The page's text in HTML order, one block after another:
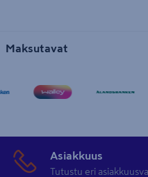
Maksutavat
Asiakkuus
Tutustu eri